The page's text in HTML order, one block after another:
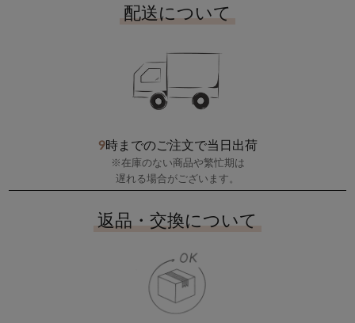
配送について
9時までのご注文で当日出荷
※在庫のない商品や繁忙期は
遅れる場合がございます。
返品・交換について